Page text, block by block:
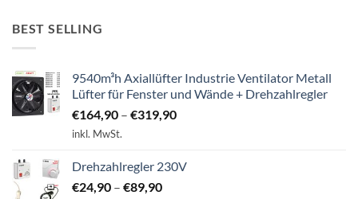
BEST SELLING
9540m³h Axiallüfter Industrie Ventilator Metall
Lüfter für Fenster und Wände + Drehzahlregler
€164,90 – €319,90
inkl. MwSt.
Drehzahlregler 230V
€24,90 – €89,90